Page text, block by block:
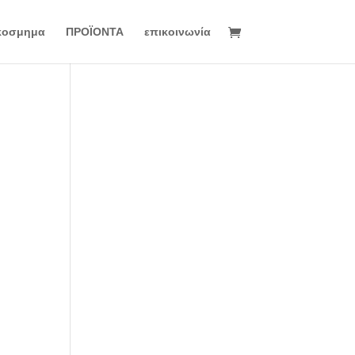
ΠΡΟΪΟΝΤΑ επικοινωνία